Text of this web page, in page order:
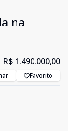
na
R$ 1.490.000,00
Favorito